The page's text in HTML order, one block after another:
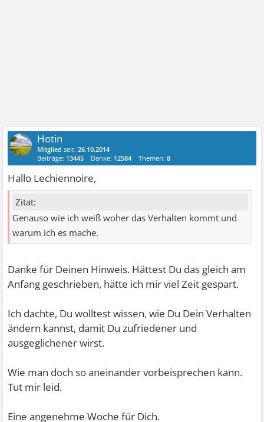
Hotin
Mitglied seit:26.10.2014
Beiträge: 13445 Danke: 12584 Themen:8
Hallo Lechiennoire,
Zitat:
Genauso wie ich weiß woher das Verhalten kommt und
warum ich es mache.
Danke für Deinen Hinweis. Hättest Du das gleich am
Anfang geschrieben, hätte ich mir viel Zeit gespart.
Ich dachte, Du wolltest wissen, wie Du Dein Verhalten
ändern kannst, damit Du zufriedener und
ausgeglichener wirst.
Wie man doch so aneinander vorbeisprechen kann.
Tut mir leid.
Eine angenehme Woche für Dich.